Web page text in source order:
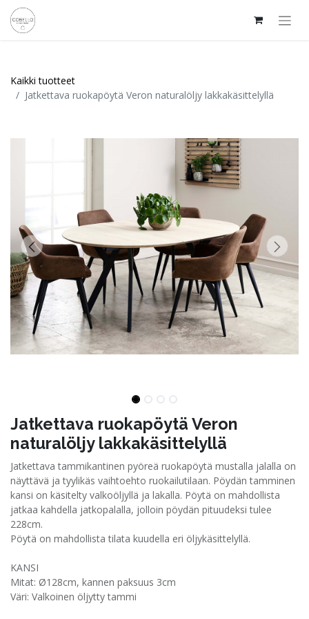
Kaikki tuotteet
Jatkettava ruokapöytä Veron naturalöljy lakkakäsittelyllä
Jatkettava ruokapöytä Veron
naturalöljy lakkakäsittelyllä
Jatkettava tammikantinen pyöreä ruokapöytä mustalla jalalla on
näyttävä ja tyylikäs vaihtoehto ruokailutilaan. Pöydän tamminen
kansi on käsitelty valkoöljyllä ja lakalla. Pöytä on mahdollista
jatkaa kahdella jatkopalalla, jolloin pöydän pituudeksi tulee
228cm.
Pöytä on mahdollista tilata kuudella eri öljykäsittelyllä.
KANSI
Mitat: Ø128cm, kannen paksuus 3cm
Väri: Valkoinen öljytty tammi